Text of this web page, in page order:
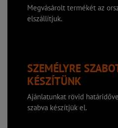
Megvásárolt termékét az
elszállítjuk.
SZEMÉLYRE
KÉSZÍTÜNK
Ajánlatunkat rövid
szabva készítjük el.